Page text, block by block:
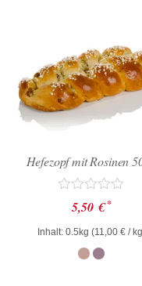
Hefezopf mit Rosinen
Bewertet
mit
0
von
5,50 € *
Inhalt: 0.5kg (11,00 €/